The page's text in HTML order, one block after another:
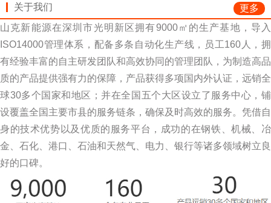
关于我们
更多
山克新能源在深圳市光明新区拥有9000㎡的生产基地，导入
ISO14000管理体系，配备多条自动化生产线，员工160人，拥
有经验丰富的自主研发团队和高效协同的管理团队，为制造高品
质的产品提供强有力的保障，产品获得多项国内外认证，远销全
球30多个国家和地区；并在全国五个大区设立了服务中心，铺
设覆盖全国主要市县的服务链条，确保及时高效的服务。凭借自
身的技术优势以及优质的服务平台，成功的在钢铁、机械、冶
金、石化、港口、石油和天然气、电力、银行等诸多领域树立良
好的口碑。